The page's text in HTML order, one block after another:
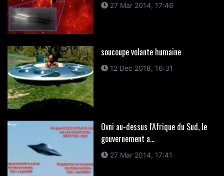
27 Mar 2014, 17:46
soucoupe volante humaine
12 Dec 2018, 16:31
Ovni au-dessus l'Afrique du Sud, le
gouvernement a...
27 Mar 2014, 17:41